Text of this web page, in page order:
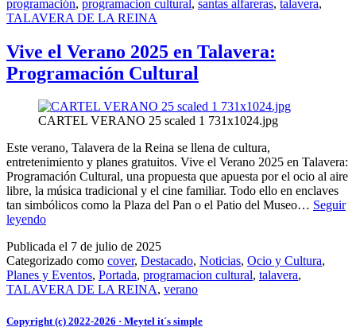
Santas
programación, programacion cultural, santas alfareras, talavera,
TALAVERA DE LA REINA
Vive el Verano 2025 en Talavera:
Programación Cultural
CARTEL VERANO 25 scaled 1 731x1024.jpg
Este verano, Talavera de la Reina se llena de cultura,
entretenimiento y planes gratuitos. Vive el Verano 2025 en Talavera:
Programación Cultural, una propuesta que apuesta por el ocio al aire
libre, la música tradicional y el cine familiar. Todo ello en enclaves
tan simbólicos como la Plaza del Pan o el Patio del Museo… Seguir
leyendoVive
Verano
2025
en
Talavera:
Cultural
Publicada el 7 de julio de 2025
Categorizado como cover, Destacado, Noticias, Ocio y Cultura,
Planes y Eventos, Portada, programacion cultural, talavera,
TALAVERA DE LA REINA, verano
Copyright (c) 2022-2026 · Meytel it´s simple